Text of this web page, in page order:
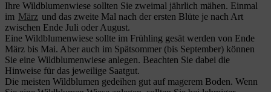
Ihre Wildblumenwiese sollten Sie zweimal jährlich mähen. Einmal
im März und das zweite Mal nach der ersten Blüte je nach Art
zwischen Ende Juli oder August.
Eine Wildblumenwiese sollte im Frühling gesät werden von Ende
März bis Mai. Aber auch im Spätsommer (bis September) können
Sie eine Wildblumenwiese anlegen. Beachten Sie dabei die
Hinweise für das jeweilige Saatgut.
Die meisten Wildblumen gedeihen gut auf magerem Boden. Wenn